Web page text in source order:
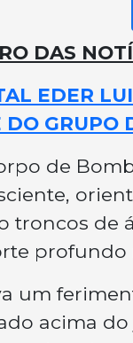
DAS
EDER
DO
de
troncos de
um
acima